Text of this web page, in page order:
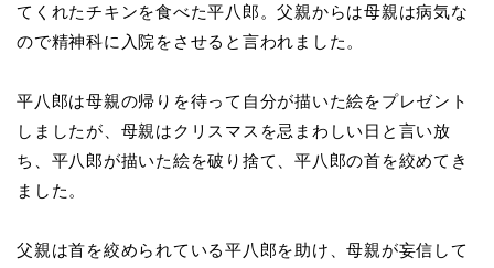
てくれたチキンを食べた平八郎。父親からは母親は病気な
ので精神科に入院をさせると言われました。
平八郎は母親の帰りを待って自分が描いた絵をプレゼント
しましたが、母親はクリスマスを忌まわしい日と言い放
ち、平八郎が描いた絵を破り捨て、平八郎の首を絞めてき
ました。
父親は首を絞められている平八郎を助け、母親が妄信して